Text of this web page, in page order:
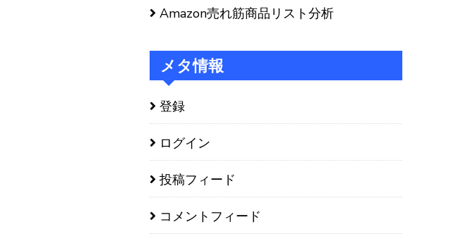
Amazon売れ筋商品リスト分析
メタ情報
登録
ログイン
投稿フィード
コメントフィード